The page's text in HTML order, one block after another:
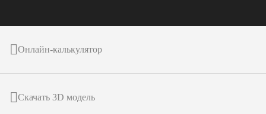
Онлайн-калькулятор
Скачать 3D модель